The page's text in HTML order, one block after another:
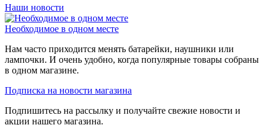
Наши новости
Необходимое в одном месте
Нам часто приходится менять батарейки, наушники или
лампочки. И очень удобно, когда популярные товары собраны
в одном магазине.
Подписка на новости магазина
Подпишитесь на рассылку и получайте свежие новости и
акции нашего магазина.